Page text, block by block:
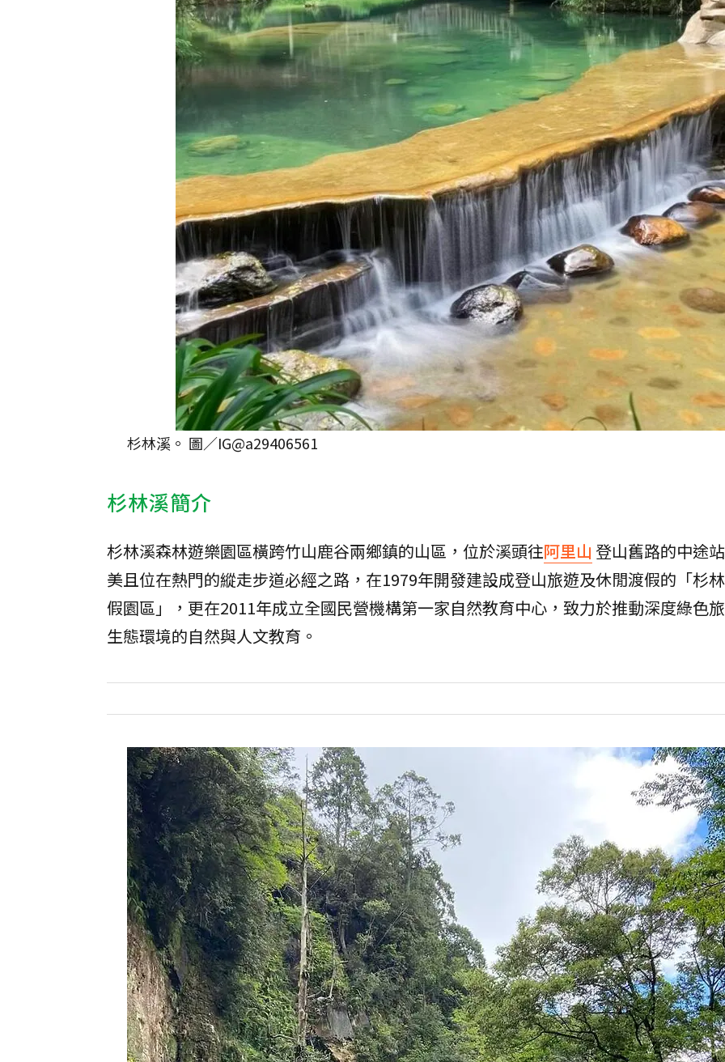
杉林溪。 圖／IG@a29406561
杉林溪簡介
杉林溪森林遊樂園區橫跨竹山鹿谷兩鄉鎮的山區，位於溪頭往阿里山 登山舊路的中途
美且位在熱門的縱走步道必經之路，在1979年開發建設成登山旅遊及休閒渡假的「杉
假園區」，更在2011年成立全國民營機構第一家自然教育中心，致力於推動深度綠色
生態環境的自然與人文教育。